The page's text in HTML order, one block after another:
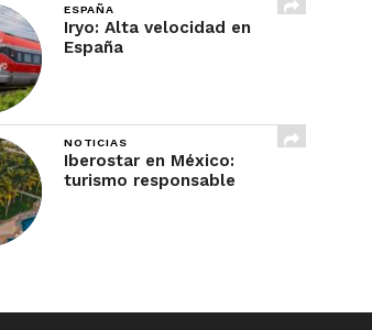
ESPAÑA
Iryo: Alta velocidad en
España
NOTICIAS
Iberostar en México:
turismo responsable